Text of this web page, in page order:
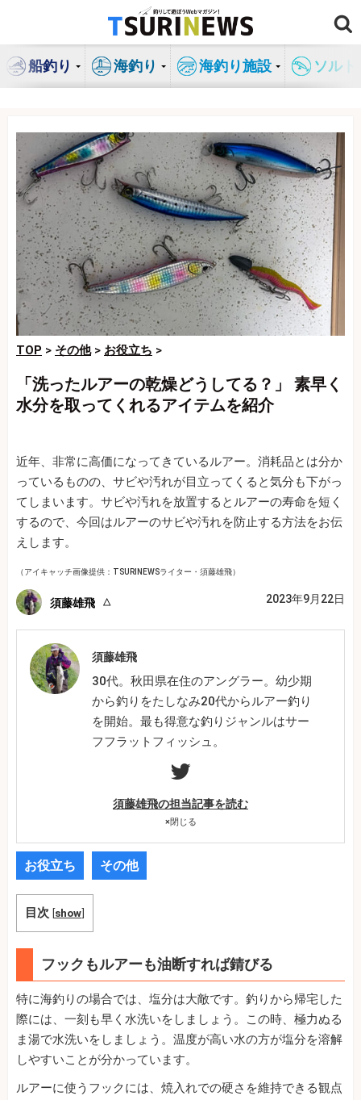
ン
船釣り 海釣り 海釣り施設 ソル
TOP > その他> お役立ち >
「洗ったルアーの乾燥どうしてる？」 素早く
水分を取ってくれるアイテムを紹介
近年、非常に高価になってきているルアー。消耗品とは分か
っているものの、サビや汚れが目立ってくると気分も下がっ
てしまいます。サビや汚れを放置するとルアーの寿命を短く
するので、今回はルアーのサビや汚れを防止する方法をお伝
えします。
（アイキャッチ画像提供：TSURINEWSライター・須藤雄飛）
須藤雄飛 2023年9月22日
須藤雄飛
30代。秋田県在住のアングラー。幼少期
から釣りをたしなみ20代からルアー釣り
を開始。最も得意な釣りジャンルはサー
フフラットフィッシュ。
須藤雄飛の担当記事を読む
×閉じる
お役立ち その他
目次 [show]
フックもルアーも油断すれば錆びる
特に海釣りの場合では、塩分は大敵です。釣りから帰宅した
際には、一刻も早く水洗いをしましょう。この時、極力ぬる
ま湯で水洗いをしましょう。温度が高い水の方が塩分を溶解
しやすいことが分かっています。
ルアーに使うフックには、焼入れでの硬さを維持できる観点